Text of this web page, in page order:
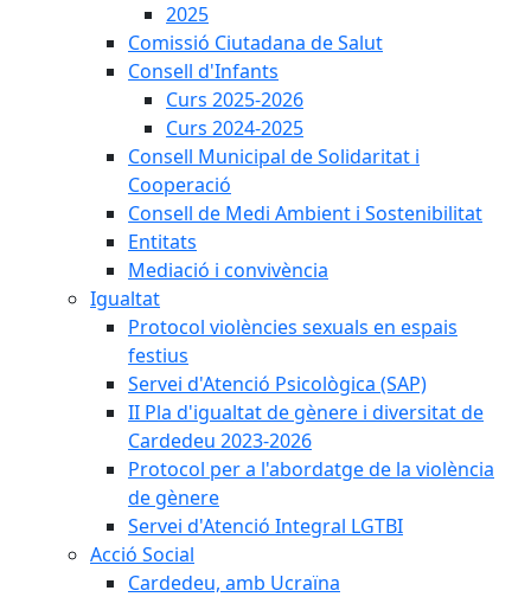
2025
Comissió Ciutadana de Salut
Consell d'Infants
Curs 2025-2026
Curs 2024-2025
Consell Municipal de Solidaritat i
Cooperació
Consell de Medi Ambient i Sostenibilitat
Entitats
Mediació i convivència
Igualtat
Protocol violències sexuals en espais
festius
Servei d'Atenció Psicològica (SAP)
II Pla d'igualtat de gènere i diversitat de
Cardedeu 2023-2026
Protocol per a l'abordatge de la violència
de gènere
Servei d'Atenció Integral LGTBI
Acció Social
Cardedeu, amb Ucraïna